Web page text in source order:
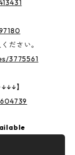
ださい。
3775561
】